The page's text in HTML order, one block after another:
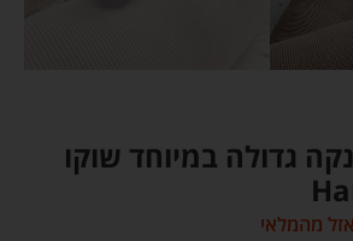
גדולה במיוחד שוקו
מהמלאי